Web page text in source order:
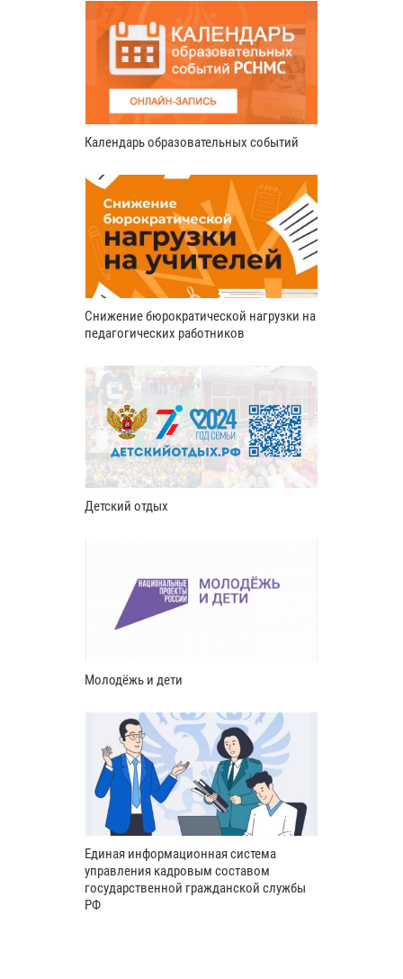
Календарь образовательных событий
Снижение бюрократической нагрузки на
педагогических работников
Детский отдых
Молодёжь и дети
Единая информационная система
управления кадровым составом
государственной гражданской службы
РФ